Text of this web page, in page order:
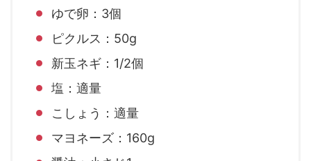
ゆで卵：3個
ピクルス：50g
新玉ネギ：1/2個
塩：適量
こしょう：適量
マヨネーズ：160g